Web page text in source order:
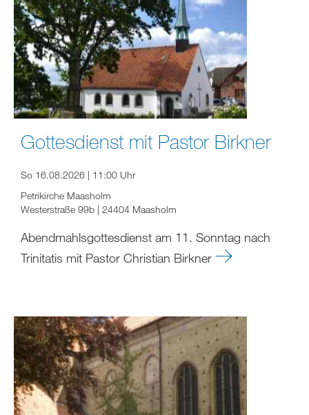
Gottesdienst mit Pastor Birkner
So 16.08.2026 | 11:00 Uhr
Petrikirche Maasholm
Westerstraße 99b | 24404 Maasholm
Abendmahlsgottesdienst am 11. Sonntag nach
Trinitatis mit Pastor Christian Birkner